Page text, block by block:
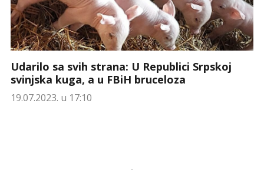
Udarilo sa svih strana: U Republici Srpskoj
svinjska kuga, a u FBiH bruceloza
19.07.2023. u 17:10